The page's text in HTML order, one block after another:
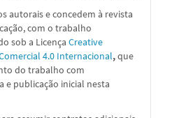
autorais e concedem à revista
com o trabalho
sob a Licença Creative
4.0 Internacional,que
do trabalho com
e publicação inicial nesta